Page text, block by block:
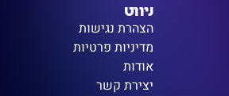
ניווט
הצהרת נגישות
מדיניות פרטיות
אודות
יצירת קשר